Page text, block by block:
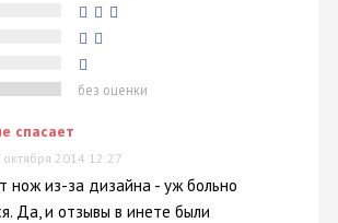
без оценки
спасает
октября 2014 12:27
нож из-за дизайна - уж больно
Да, и отзывы в инете были